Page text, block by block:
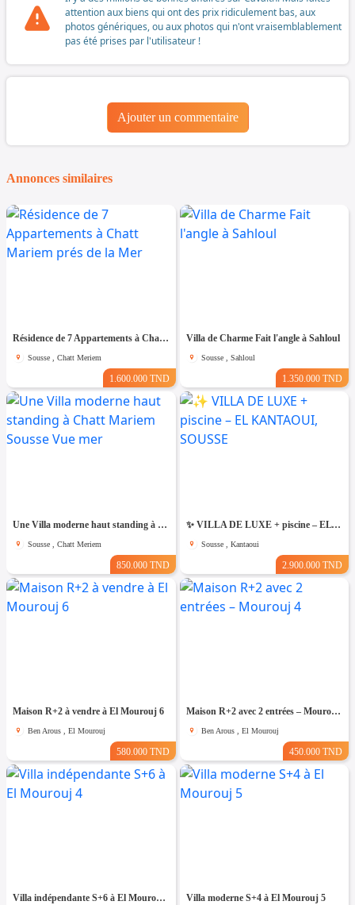
attention aux biens qui ont des prix ridiculement bas, aux
photos génériques, ou aux photos qui n'ont vraisemblablement
pas été prises par l'utilisateur !
Ajouter un commentaire
Annonces similaires
Résidence de 7 Appartements à Chatt Mariem prés de la Mer
Sousse , Chatt Meriem
1.600.000 TND
Villa de Charme Fait l'angle à Sahloul
Sousse , Sahloul
1.350.000 TND
Une Villa moderne haut standing à Chatt Mariem Sousse Vue mer
Sousse , Chatt Meriem
850.000 TND
​✨ VILLA DE LUXE + piscine – EL KANTAOUI, SOUSSE
Sousse , Kantaoui
2.900.000 TND
Maison R+2 à vendre à El Mourouj 6
Ben Arous , El Mourouj
580.000 TND
Maison R+2 avec 2 entrées – Mourouj 4
Ben Arous , El Mourouj
450.000 TND
Villa indépendante S+6 à El Mourouj 4 Villa moderne S+4 à El Mourouj 5